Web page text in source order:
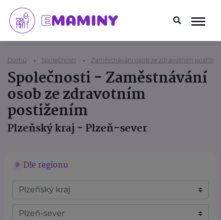
Domů Společnosti Zaměstnávání osob ze zdravotním
Společnosti - Zaměstnávání
osob ze zdravotním
postižením
Plzeňský kraj - Plzeň-sever
Dle regionu